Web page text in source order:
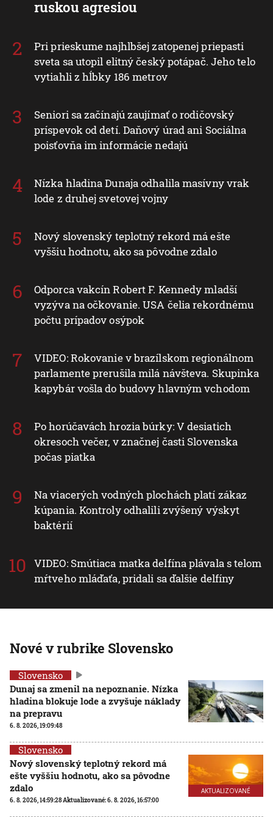
ruskou agresiou
Pri prieskume najhlbšej zatopenej priepasti
sveta sa utopil elitný český potápač. Jeho telo
vytiahli z hĺbky 186 metrov
Seniori sa začínajú zaujímať o rodičovský
príspevok od detí. Daňový úrad ani Sociálna
poisťovňa im informácie nedajú
Nízka hladina Dunaja odhalila masívny vrak
lode z druhej svetovej vojny
Nový slovenský teplotný rekord má ešte
vyššiu hodnotu, ako sa pôvodne zdalo
Odporca vakcín Robert F. Kennedy mladší
vyzýva na očkovanie. USA čelia rekordnému
počtu prípadov osýpok
VIDEO: Rokovanie v brazílskom regionálnom
parlamente prerušila milá návšteva. Skupinka
kapybár vošla do budovy hlavným vchodom
Po horúčavách hrozia búrky: V desiatich
okresoch večer, v značnej časti Slovenska
počas piatka
Na viacerých vodných plochách platí zákaz
kúpania. Kontroly odhalili zvýšený výskyt
baktérií
VIDEO: Smútiaca matka delfína plávala s telom
mŕtveho mláďaťa, pridali sa ďalšie delfíny
Nové v rubrike Slovensko
Slovensko
Dunaj sa zmenil na nepoznanie. Nízka
hladina blokuje lode a zvyšuje náklady
na prepravu
6. 8. 2026, 19:09:48
AKTUALIZOVANÉ
Slovensko
Nový slovenský teplotný rekord má
ešte vyššiu hodnotu, ako sa pôvodne
zdalo
6. 8. 2026, 14:59:28Aktualizované:6. 8. 2026, 16:57:00